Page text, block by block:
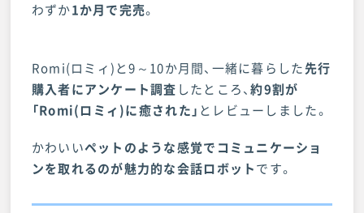
わずか1か月で完売。
Romi(ロミィ)と9～10か月間、一緒に暮らした先行
購入者にアンケート調査 したところ、約9割が
「Romi(ロミィ)に癒された」 とレビューしました。
かわいいペットのような感覚でコミュニケーショ
ンを取れるのが魅力的な会話ロボットです。